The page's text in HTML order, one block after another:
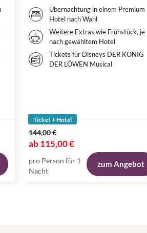
Übernachtung in einem Premium
Hotel nach Wahl
Weitere Extras wie Frühstück, je
nach gewähltem Hotel
Tickets für Disneys DER KÖNIG
DER LÖWEN Musical
Ticket + Hotel
144,00 €
ab115,00 €
pro Person für 1
Nacht
zum Angebot